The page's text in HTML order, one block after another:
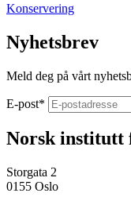
Konservering
Nyhetsbrev
Meld deg på vårt
E-post*
Norsk institutt
Storgata 2
0155 Oslo